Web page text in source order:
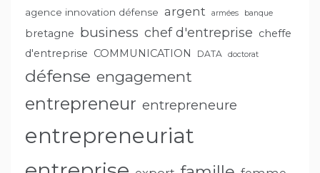
agence innovation défense argent armées banque
bretagne business chef d'entreprise cheffe
d'entreprise COMMUNICATION DATA doctorat
défense engagement
entrepreneur entrepreneure
entrepreneuriat